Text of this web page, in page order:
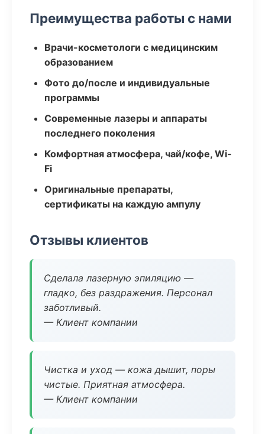
Преимущества работы с нами
Врачи-косметологи с медицинским
образованием
Фото до/после и индивидуальные
программы
Современные лазеры и аппараты
последнего поколения
Комфортная атмосфера, чай/кофе, Wi-
Fi
Оригинальные препараты,
сертификаты на каждую ампулу
Отзывы клиентов
Сделала лазерную эпиляцию —
гладко, без раздражения. Персонал
заботливый.
— Клиент компании
Чистка и уход — кожа дышит, поры
чистые. Приятная атмосфера.
— Клиент компании